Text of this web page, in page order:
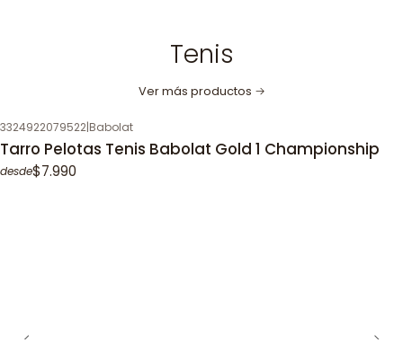
Tenis
Ver más productos
3324922079522|Babolat
Tarro Pelotas Tenis Babolat Gold 1 Championship
desde$7.990